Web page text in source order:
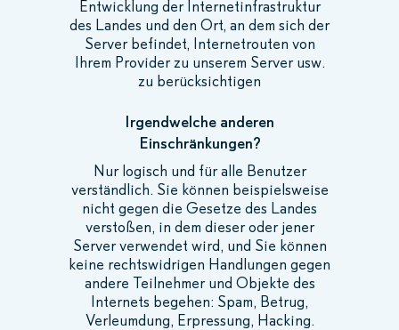
Entwicklung der Internetinfrastruktur
des Landes und den Ort, an dem sich der
Server befindet, Internetrouten von
Ihrem Provider zu unserem Server usw.
zu berücksichtigen
Irgendwelche anderen
Einschränkungen?
Nur logisch und für alle Benutzer
verständlich. Sie können beispielsweise
nicht gegen die Gesetze des Landes
verstoßen, in dem dieser oder jener
Server verwendet wird, und Sie können
keine rechtswidrigen Handlungen gegen
andere Teilnehmer und Objekte des
Internets begehen: Spam, Betrug,
Verleumdung, Erpressung, Hacking.